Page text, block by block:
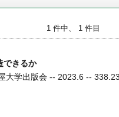
1 件中、 1 件目
できるか
大学出版会 -- 2023.6 --